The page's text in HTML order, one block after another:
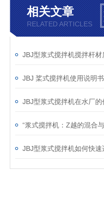
相关文章
RELATED ARTICLES
JBJ 桨式搅拌机使用说明书